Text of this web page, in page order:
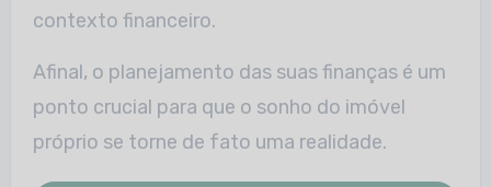
contexto financeiro.
Afinal, o planejamento das suas finanças é um
ponto crucial para que o sonho do imóvel
próprio se torne de fato uma realidade.